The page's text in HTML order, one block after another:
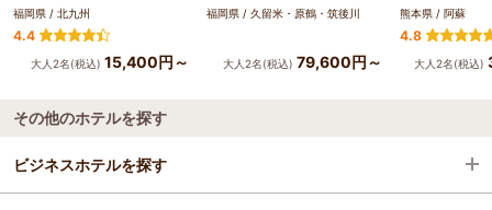
福岡県 / 北九州
4.4
大人2名(税込) 15,400円～
福岡県 / 久留米・原鶴・筑後川
大人2名(税込) 79,600円～
熊本県 / 阿蘇
4.8
大人2名(税込)
その他のホテルを探す
ビジネスホテルを探す